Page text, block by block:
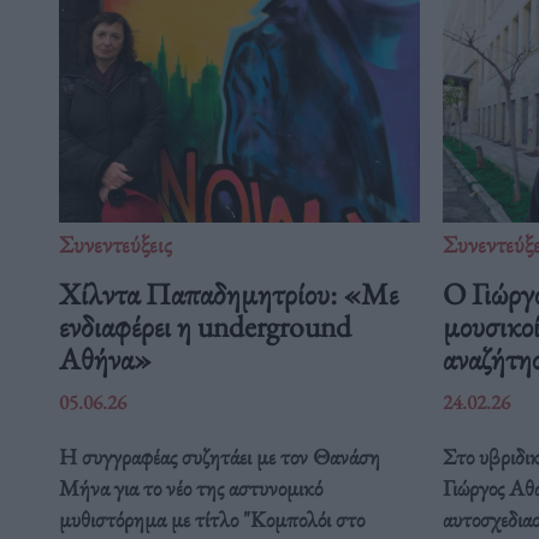
Συνεντεύξεις
Χίλντα Παπαδημητρίου: «Με
ενδιαφέρει η underground
Αθήνα»
05.06.26
Η συγγραφέας συζητάει με τον Θανάση
Μήνα για το νέο της αστυνομικό
μυθιστόρημα με τίτλο "Κομπολόι στο
Ο
24.02.26
Στο
Γιώργος